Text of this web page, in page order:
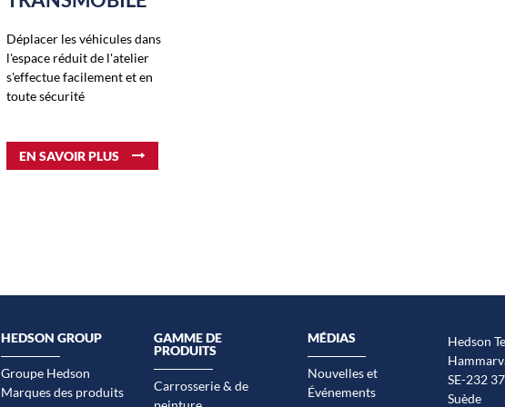
Déplacer les véhicules dans
l'espace réduit de l'atelier
s'effectue facilement et en
toute sécurité
EN SAVOIR PLUS
HEDSON GROUP
Groupe Hedson
Marques des produits
GAMME DE
PRODUITS
Carrosserie & de
MÉDIAS
Nouvelles et
Événements
Hedson
SE-232
Suède